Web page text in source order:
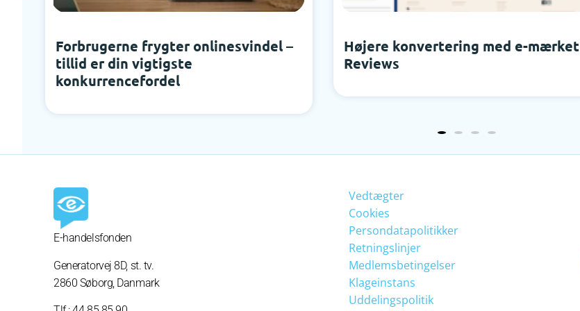
Forbrugerne frygter onlinesvindel –
tillid er din vigtigste
konkurrencefordel
Højere konvertering med e-mærket
Reviews
E-handelsfonden
Generatorvej 8D, st. tv.
2860 Søborg, Danmark
Vedtægter
Cookies
Persondatapolitikker
Retningslinjer
Medlemsbetingelser
Klageinstans
Uddelingspolitik